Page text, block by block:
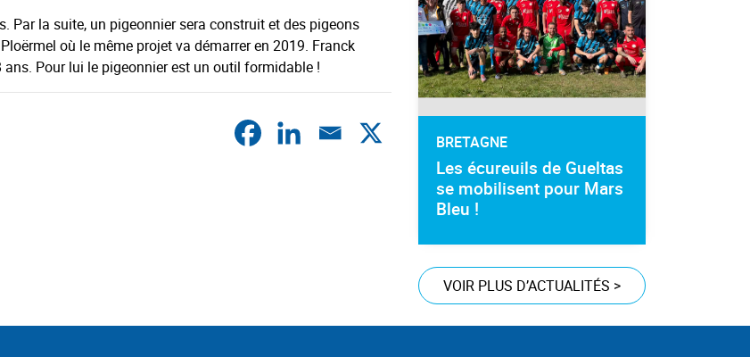
Par la suite, un pigeonnier sera construit et des pigeons
où le même projet va démarrer en 2019. Franck
ans. Pour lui le pigeonnier est un outil formidable !
BRETAGNE
Les écureuils de Gueltas
se mobilisent pour Mars
Bleu !
VOIR PLUS D’ACTUALITÉS >